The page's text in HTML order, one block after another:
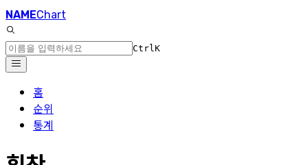
NAMEChart
CtrlK
홈
순위
통계